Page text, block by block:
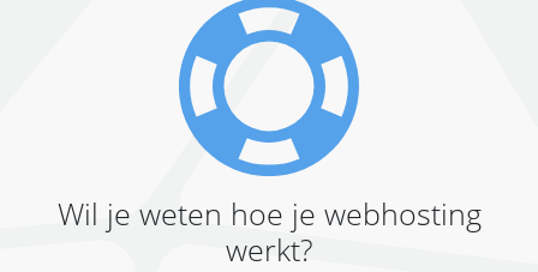
Wil je weten hoe je webhosting
werkt?